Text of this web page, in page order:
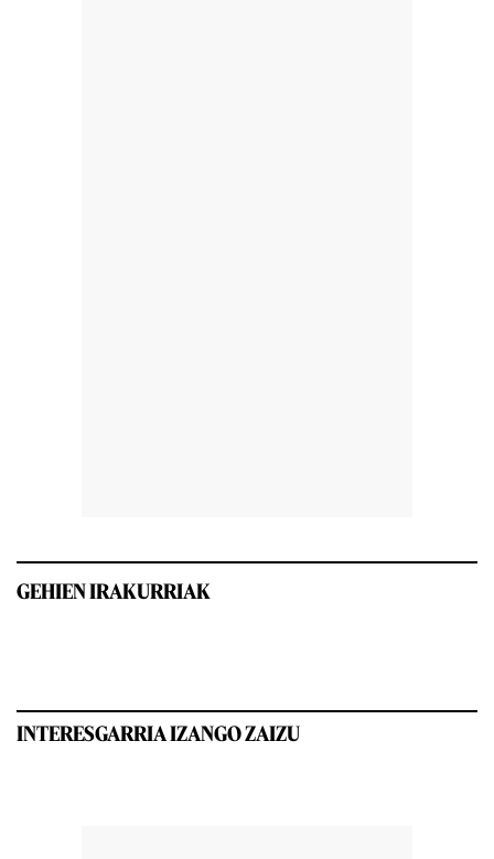
GEHIEN IRAKURRIAK
INTERESGARRIA IZANGO ZAIZU